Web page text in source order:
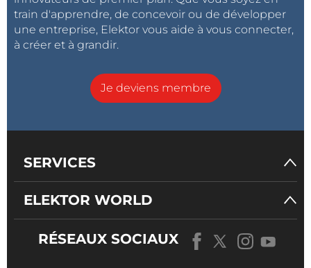
train d'apprendre, de concevoir ou de développer
une entreprise, Elektor vous aide à vous connecter,
à créer et à grandir.
Je deviens membre
SERVICES
ELEKTOR WORLD
RÉSEAUX SOCIAUX